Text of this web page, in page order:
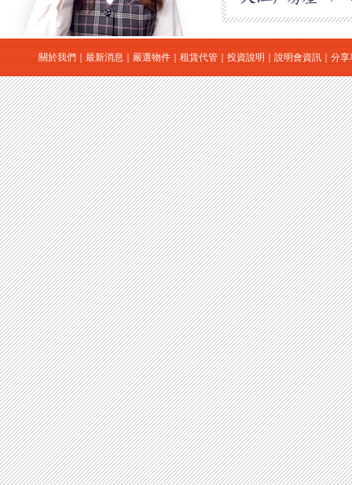
關於我們 最新消息 嚴選物件 租賃代管 投資說明 說明會資訊 分享
日本房地產
｜
日本買房
｜
日本購屋
｜
日本投資
｜
大江戶房屋有限公司